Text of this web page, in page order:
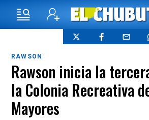
RAWSON
Rawson inicia la
la Colonia Recreativa
Mayores